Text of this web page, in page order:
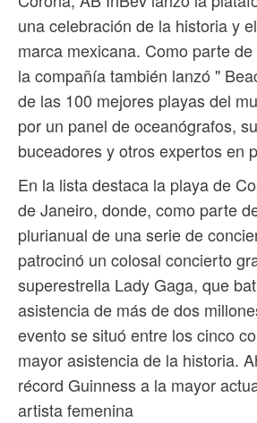
una celebración de la historia y
marca mexicana. Como parte
la compañía también lanzó "
de las 100 mejores playas del
por un panel de oceanógrafos,
buceadores y otros expertos en
En la lista destaca la playa de
de Janeiro, donde, como parte
plurianual de una serie de
patrocinó un colosal concierto
superestrella Lady Gaga, que
asistencia de más de dos
evento se situó entre los cinco
mayor asistencia de la historia.
récord Guinness a la mayor
artista femenina